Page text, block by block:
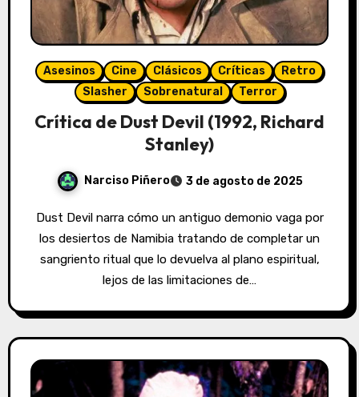
Asesinos Cine Clásicos Críticas
Retro
Slasher
Sobrenatural Terror
Crítica de Dust Devil (1992, Richard
Stanley)
Narciso Piñero 3 de agosto de 2025
Dust Devil narra cómo un antiguo demonio vaga por
los desiertos de Namibia tratando de completar un
sangriento ritual que lo devuelva al plano espiritual,
lejos de las limitaciones de…